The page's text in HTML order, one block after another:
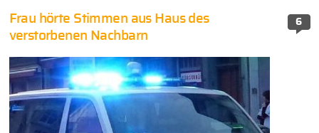
6
Frau hörte Stimmen aus Haus des
verstorbenen Nachbarn